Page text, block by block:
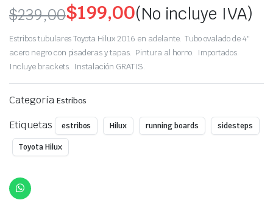
$239,00
Original
price
was:
$239,00.
$199,00
Current
price
is:
$199,00.
(No incluye IVA)
Estribos tubulares Toyota Hilux 2016 en adelante. Tubo ovalado de 4″
acero negro con pisaderas y tapas. Pintura al horno. Importados.
Incluye brackets. Instalación GRATIS.
Categoría Estribos
Etiquetas estribos Hilux running boards sidesteps
Toyota Hilux